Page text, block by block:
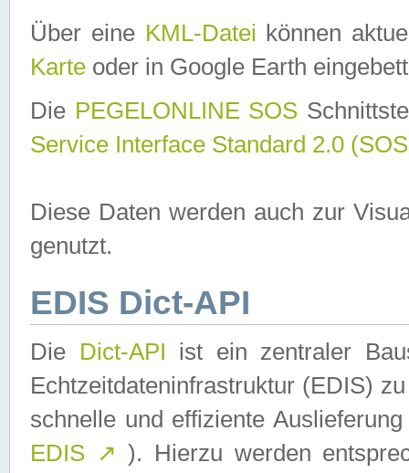
Über eine KML-Datei können
Karte oder in Google Earth
Die PEGELONLINE SOS
Service Interface Standard 2.0
Diese Daten werden auch zur
genutzt.
EDIS Dict-API
Die Dict-API ist ein zentraler
Echtzeitdateninfrastruktur (EDIS)
schnelle und effiziente
EDIS ↗ ). Hierzu werden